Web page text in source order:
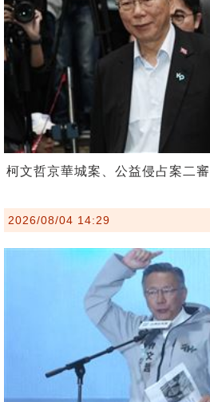
柯文哲京華城案、公益侵占案二
2026/08/04 14:29